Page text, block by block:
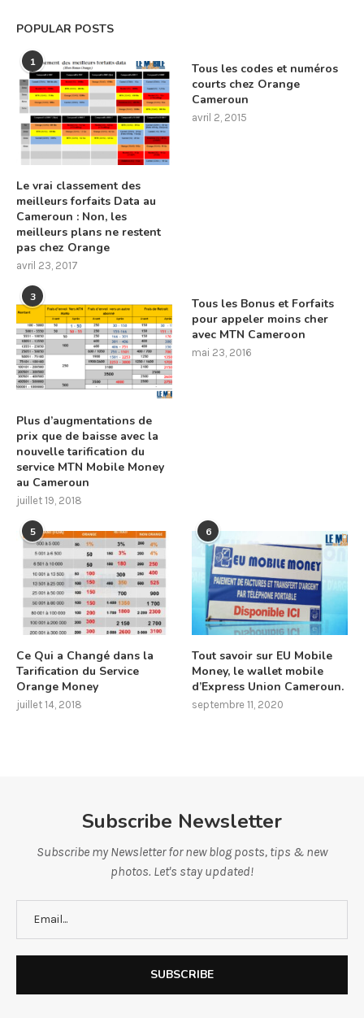
POPULAR POSTS
1
Le vrai classement des
meilleurs forfaits Data au
Cameroun : Non, les
meilleurs plans ne restent
pas chez Orange
avril 23, 2017
Tous les codes et numéros
courts chez Orange
Cameroun
avril 2, 2015
3
Plus d’augmentations de
prix que de baisse avec la
nouvelle tarification du
service MTN Mobile Money
au Cameroun
juillet 19, 2018
Tous les Bonus et Forfaits
pour appeler moins cher
avec MTN Cameroon
mai 23, 2016
5
Ce Qui a Changé dans la
Tarification du Service
Orange Money
juillet 14, 2018
6
Tout savoir sur EU Mobile
Money, le wallet mobile
d’Express Union Cameroun.
septembre 11, 2020
Subscribe Newsletter
Subscribe my Newsletter for new blog posts, tips & new
photos. Let's stay updated!